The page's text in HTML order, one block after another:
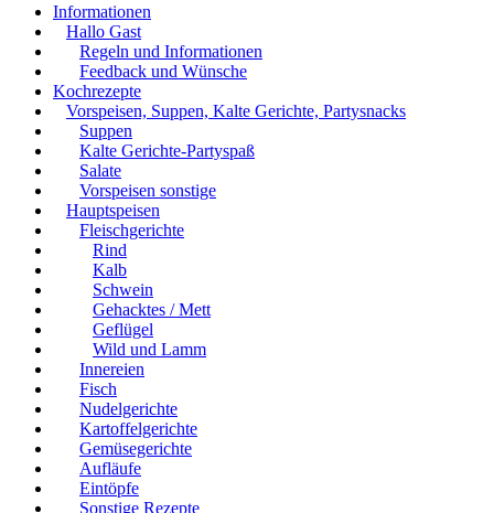
Informationen
Hallo Gast
Regeln und Informationen
Feedback und Wünsche
Kochrezepte
Vorspeisen, Suppen, Kalte Gerichte, Partysnacks
Suppen
Kalte Gerichte-Partyspaß
Salate
Vorspeisen sonstige
Hauptspeisen
Fleischgerichte
Rind
Kalb
Schwein
Gehacktes / Mett
Geflügel
Wild und Lamm
Innereien
Fisch
Nudelgerichte
Kartoffelgerichte
Gemüsegerichte
Aufläufe
Eintöpfe
Sonstige Rezepte